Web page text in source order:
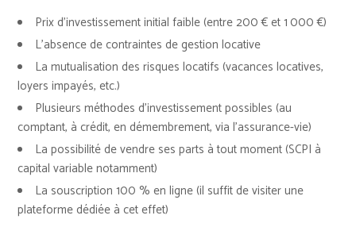
Prix d’investissement initial faible (entre 200 € et 1 000 €)
L’absence de contraintes de gestion locative
La mutualisation des risques locatifs (vacances locatives,
loyers impayés, etc.)
Plusieurs méthodes d’investissement possibles (au
comptant, à crédit, en démembrement, via l’assurance-vie)
La possibilité de vendre ses parts à tout moment (SCPI à
capital variable notamment)
La souscription 100 % en ligne (il suffit de visiter une
plateforme dédiée à cet effet)